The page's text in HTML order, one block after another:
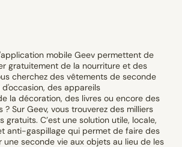
mobile Geev permettent de
gratuitement de la nourriture et des
cherchez des vêtements de seconde
des appareils
la décoration, des livres ou encore des
Sur Geev, vous trouverez des milliers
gratuits. C’est une solution utile, locale,
anti-gaspillage qui permet de faire des
une seconde vie aux objets au lieu de les